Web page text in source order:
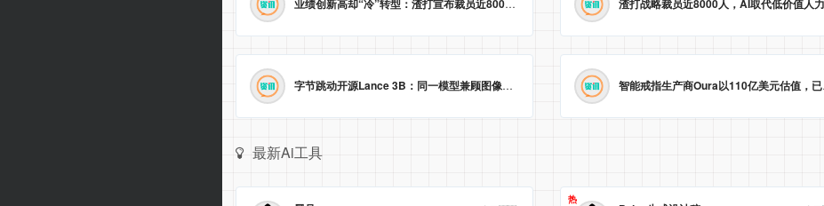
业绩创新高却“冷”转型：渣打宣布裁员近8000人，以AI取代低价值岗位 2026-05-23 09:29:25
字节跳动开源Lance 3B：同一模型兼顾图像视频理解与生成 2026-05-23 09:09:20 智能戒指
最新Ai工具
热